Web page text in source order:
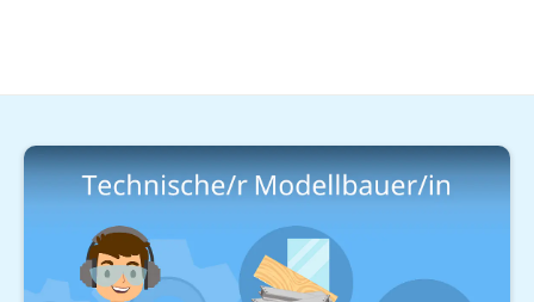
Handwerk & Industrie
Verfahrens- und Produktionstechnik
Technischer Modellbauer /
Technische Modellbauerin